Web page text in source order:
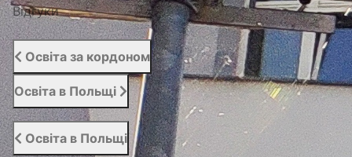
Відгуки
Освіта за кордоном
Освіта в Польщі
Освіта в Польщі